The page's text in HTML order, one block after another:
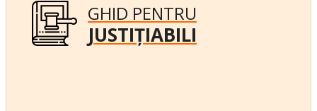
GHID PENTRU
JUSTIȚIABILI